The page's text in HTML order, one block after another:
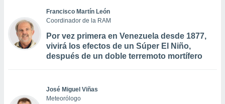
Francisco Martín León
Coordinador de la RAM
Por vez primera en Venezuela desde 1877,
vivirá los efectos de un Súper El Niño,
después de un doble terremoto mortífero
José Miguel Viñas
Meteorólogo